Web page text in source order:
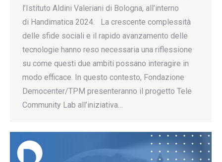
l’Istituto Aldini Valeriani di Bologna, all’interno
di Handimatica 2024. La crescente complessità
delle sfide sociali e il rapido avanzamento delle
tecnologie hanno reso necessaria una riflessione
su come questi due ambiti possano interagire in
modo efficace. In questo contesto, Fondazione
Democenter/TPM presenteranno il progetto Tele
Community Lab all’iniziativa…